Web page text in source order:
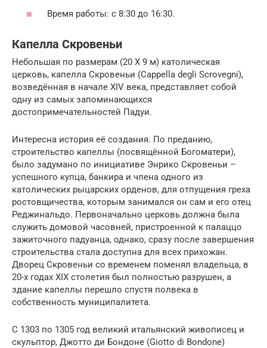
Время работы: с 8:30 до 16:30.
Капелла Скровеньи
Небольшая по размерам (20 Х 9 м) католическая
церковь, капелла Скровеньи (Cappella degli Scrovegni),
возведённая в начале XIV века, представляет собой
одну из самых запоминающихся
достопримечательностей Падуи.
Интересна история её создания. По преданию,
строительство капеллы (посвящённой Богоматери),
было задумано по инициативе Энрико Скровеньи –
успешного купца, банкира и члена одного из
католических рыцарских орденов, для отпущения греха
ростовщичества, которым занимался он сам и его отец
Реджинальдо. Первоначально церковь должна была
служить домовой часовней, пристроенной к палаццо
зажиточного падуанца, однако, сразу после завершения
строительства стала доступна для всех прихожан.
Дворец Скровеньи со временем поменял владельца, в
20-х годах XIX столетия был полностью разрушен, а
здание капеллы перешло спустя полвека в
собственность муниципалитета.
С 1303 по 1305 год великий итальянский живописец и
скульптор, Джотто ди Бондоне (Giotto di Bondone)